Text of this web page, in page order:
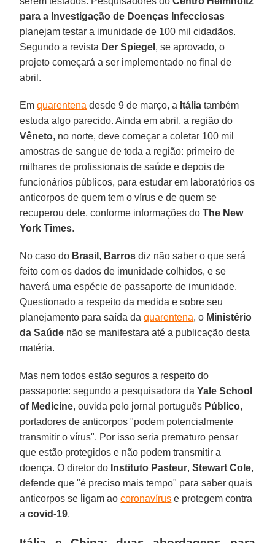
para a Investigação de Doenças Infecciosas
planejam testar a imunidade de 100 mil cidadãos.
Segundo a revista Der Spiegel , se aprovado, o
projeto começará a ser implementado no final de
abril.
Emquarentena desde 9 de março, a Itália também
estuda algo parecido. Ainda em abril, a região do
Vêneto, no norte, deve começar a coletar 100 mil
amostras de sangue de toda a região: primeiro de
milhares de profissionais de saúde e depois de
funcionários públicos, para estudar em laboratórios os
anticorpos de quem tem o vírus e de quem se
recuperou dele, conforme informações doThe New
York Times.
No caso do Brasil , Barros diz não saber o que será
feito com os dados de imunidade colhidos, e se
haverá uma espécie de passaporte de imunidade.
Questionado a respeito da medida e sobre seu
planejamento para saída daquarentena, o Ministério
da Saúde não se manifestara até a publicação desta
matéria.
Mas nem todos estão seguros a respeito do
passaporte: segundo a pesquisadora daYale School
of Medicine, ouvida pelo jornal português Público,
portadores de anticorpos "podem potencialmente
transmitir o vírus". Por isso seria prematuro pensar
que estão protegidos e não podem transmitir a
doença. O diretor do Instituto Pasteur,Stewart Cole,
defende que "é preciso mais tempo" para saber quais
anticorpos se ligam aocoronavírus e protegem contra
acovid-19.